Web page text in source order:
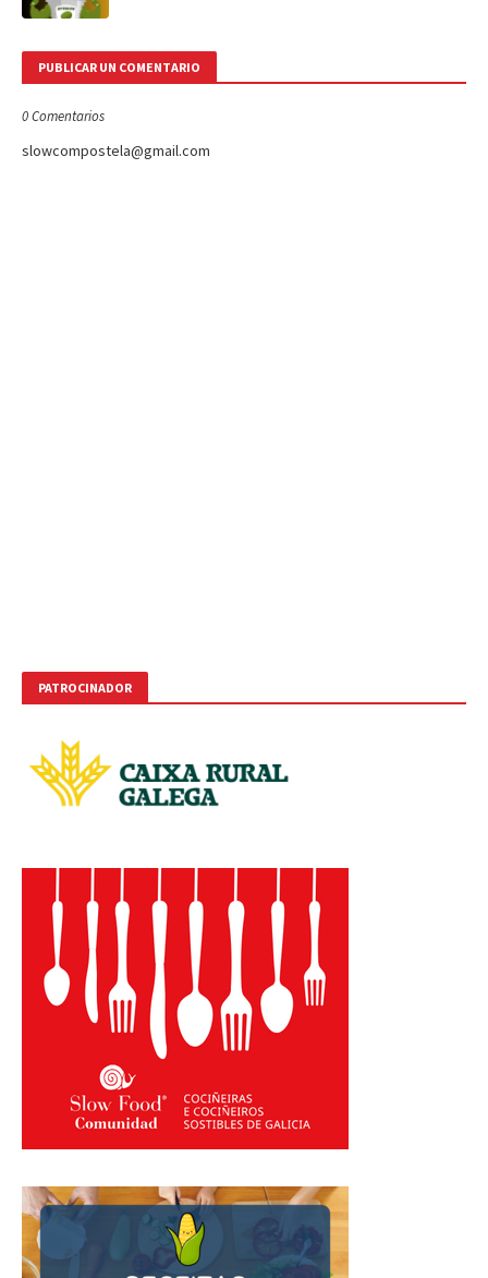
PUBLICAR UN COMENTARIO
0 Comentarios
slowcompostela@gmail.com
PATROCINADOR